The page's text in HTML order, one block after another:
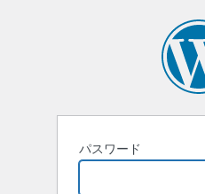
パスワード